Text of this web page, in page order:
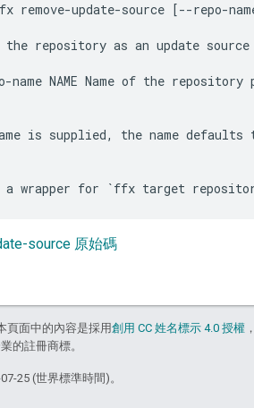
remove-update-source [--repo-name
the repository as an update
name NAME Name of the repository
is supplied, the name
source 原始碼
頁面中的內容是採用創用 CC 姓名標示 4.0 授權
的註冊商標。
25 (世界標準時間)。